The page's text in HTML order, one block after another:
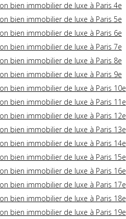
bien immobilier de luxe à Paris 4e
bien immobilier de luxe à Paris 5e
bien immobilier de luxe à Paris 6e
bien immobilier de luxe à Paris 7e
bien immobilier de luxe à Paris 8e
bien immobilier de luxe à Paris 9e
bien immobilier de luxe à Paris 10e
bien immobilier de luxe à Paris 11e
bien immobilier de luxe à Paris 12e
bien immobilier de luxe à Paris 13e
bien immobilier de luxe à Paris 14e
bien immobilier de luxe à Paris 15e
bien immobilier de luxe à Paris 16e
bien immobilier de luxe à Paris 17e
bien immobilier de luxe à Paris 18e
bien immobilier de luxe à Paris 19e